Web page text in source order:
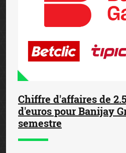
Chiffre d'affaires de
d'euros pour Banijay
semestre